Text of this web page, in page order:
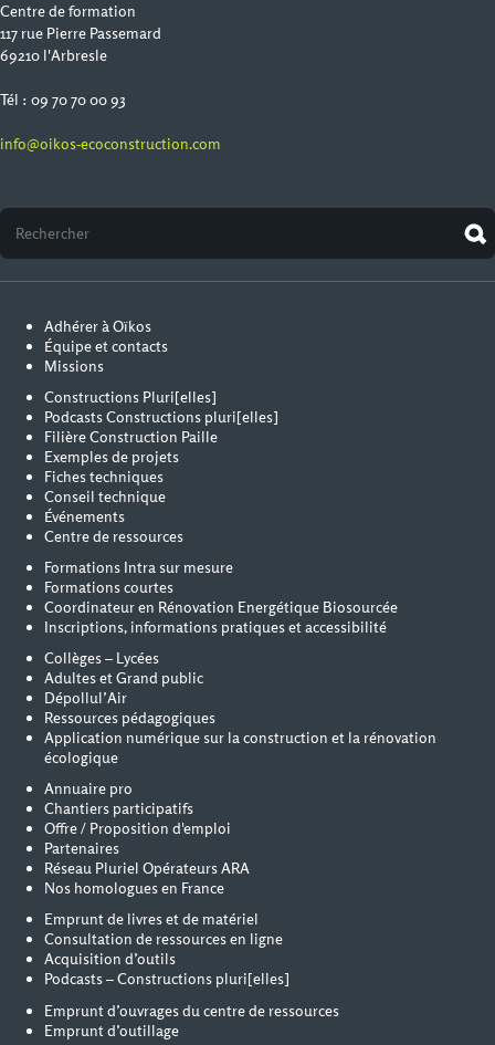
Centre de formation
117 rue Pierre Passemard
69210 l'Arbresle
Tél : 09 70 70 00 93
info@oikos-ecoconstruction.com
Adhérer à Oïkos
Équipe et contacts
Missions
Constructions Pluri[elles]
Podcasts Constructions pluri[elles]
Filière Construction Paille
Exemples de projets
Fiches techniques
Conseil technique
Événements
Centre de ressources
Formations Intra sur mesure
Formations courtes
Coordinateur en Rénovation Energétique Biosourcée
Inscriptions, informations pratiques et accessibilité
Collèges – Lycées
Adultes et Grand public
Dépollul’Air
Ressources pédagogiques
Application numérique sur la construction et la rénovation
écologique
Annuaire pro
Chantiers participatifs
Offre / Proposition d'emploi
Partenaires
Réseau Pluriel Opérateurs ARA
Nos homologues en France
Emprunt de livres et de matériel
Consultation de ressources en ligne
Acquisition d’outils
Podcasts – Constructions pluri[elles]
Emprunt d’ouvrages du centre de ressources
Emprunt d’outillage